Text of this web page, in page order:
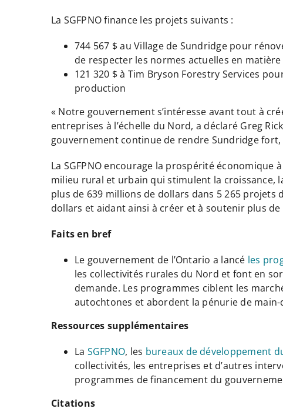
La SGFPNO finance les projets suivants :
744 567 $ au Village de Sundridge pour
de respecter les normes actuelles en
121 320 $ à Tim Bryson Forestry Services
production
« Notre gouvernement s’intéresse avant tout à
entreprises à l’échelle du Nord, a déclaré Greg
gouvernement continue de rendre Sundridge fort,
La SGFPNO encourage la prospérité
milieu rural et urbain qui stimulent la croissance,
plus de 639 millions de dollars dans 5 265
dollars et aidant ainsi à créer et à soutenir plus de
Faits en bref
Le gouvernement de l’Ontario a lancé les
les collectivités rurales du Nord et font en
demande. Les programmes ciblent les
autochtones et abordent la pénurie de
Ressources supplémentaires
La SGFPNO, les bureaux de développement
collectivités, les entreprises et d’autres
programmes de financement du
Citations